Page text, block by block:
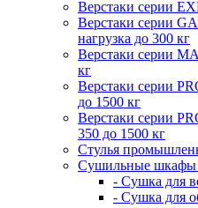
Верстаки серии
Верстаки серии
нагрузка до 300 кг
Верстаки серии
кг
Верстаки серии
до 1500 кг
Верстаки серии
350 до 1500 кг
Стулья
Сушильные шкафы
- Сушка для
- Сушка для